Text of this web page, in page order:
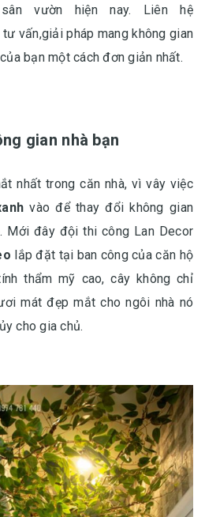
vườn hiện nay. Liên hệ
vấn,giải pháp mang không gian
bạn một cách đơn giản nhất.
gian nhà bạn
nhất trong căn nhà, vì vây việc
vào để thay đổi không gian
Mới đây đội thi công Lan Decor
lắp đặt tại ban công của căn hộ
thẩm mỹ cao, cây không chỉ
mát đẹp mắt cho ngôi nhà nó
cho gia chủ.